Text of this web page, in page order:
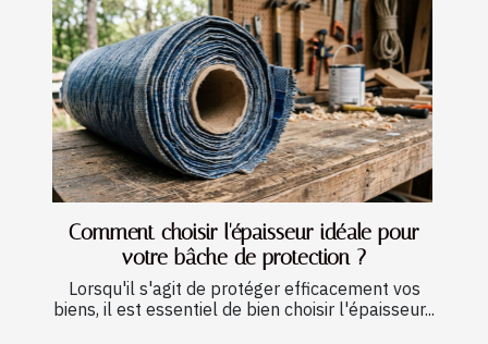
Comment choisir l'épaisseur idéale pour
votre bâche de protection ?
Lorsqu'il s'agit de protéger efficacement vos
biens, il est essentiel de bien choisir l'épaisseur...